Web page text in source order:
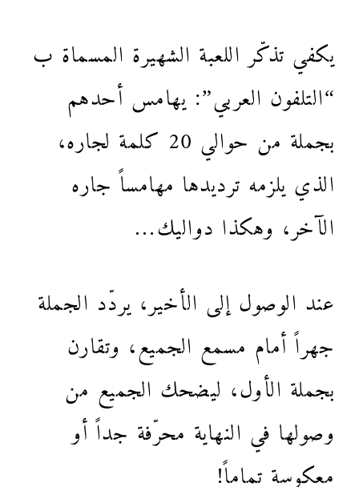
يكفي تذكّر اللعبة الشهيرة المسماة ب
“التلفون العربي”: يهامس أحدهم
بجملة من حوالي 20 كلمة لجاره،
الذي يلزمه ترديدها مهامساً جاره
الآخر، وهكذا دواليك…
عند الوصول إلى الأخير، يردّد الجملة
جهراً أمام مسمع الجميع، وتقارن
بجملة الأول، ليضحك الجميع من
وصولها في النهاية محرّفة جداً أو
معكوسة تماماً!